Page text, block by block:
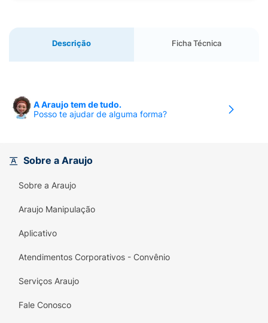
Descrição Ficha Técnica
A Araujo tem de tudo.
Posso te ajudar de alguma forma?
Sobre a Araujo
Sobre a Araujo
Araujo Manipulação
Aplicativo
Atendimentos Corporativos - Convênio
Serviços Araujo
Fale Conosco